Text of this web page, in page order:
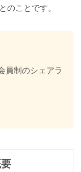
のことです。
員制のシェアラ